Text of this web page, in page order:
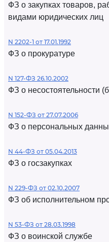
ФЗ о закупках товаров,
видами юридических лиц
N 2202-1 от 17.01.1992
ФЗ о прокуратуре
N 127-ФЗ 26.10.2002
ФЗ о несостоятельности
N 152-ФЗ от 27.07.2006
ФЗ о персональных
N 44-ФЗ от 05.04.2013
ФЗ о госзакупках
N 229-ФЗ от 02.10.2007
ФЗ об исполнительном
N 53-ФЗ от 28.03.1998
ФЗ о воинской службе